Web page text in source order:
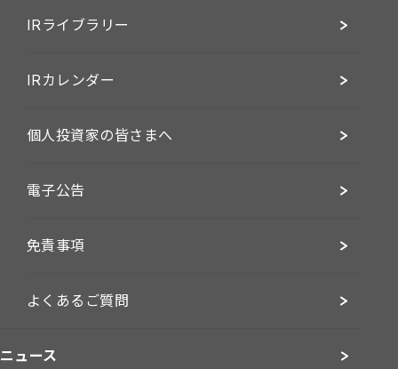
IRライブラリー
IRカレンダー
個人投資家の皆さまへ
電子公告
免責事項
よくあるご質問
ニュース